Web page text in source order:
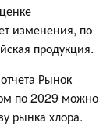
изменения, по
продукция.
Рынок
по 2029 можно
рынка хлора.